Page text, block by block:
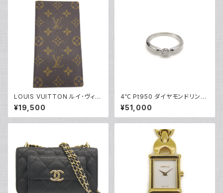
LOUIS VUITTON ルイ･ヴィト
ン モノグラム ポルト バルール カ
ルト クレディ M61823 Y0517
0
¥19,500
4℃ Pt950 ダイヤモンドリング
プラチナ 指輪 8号 Y05243
¥51,000